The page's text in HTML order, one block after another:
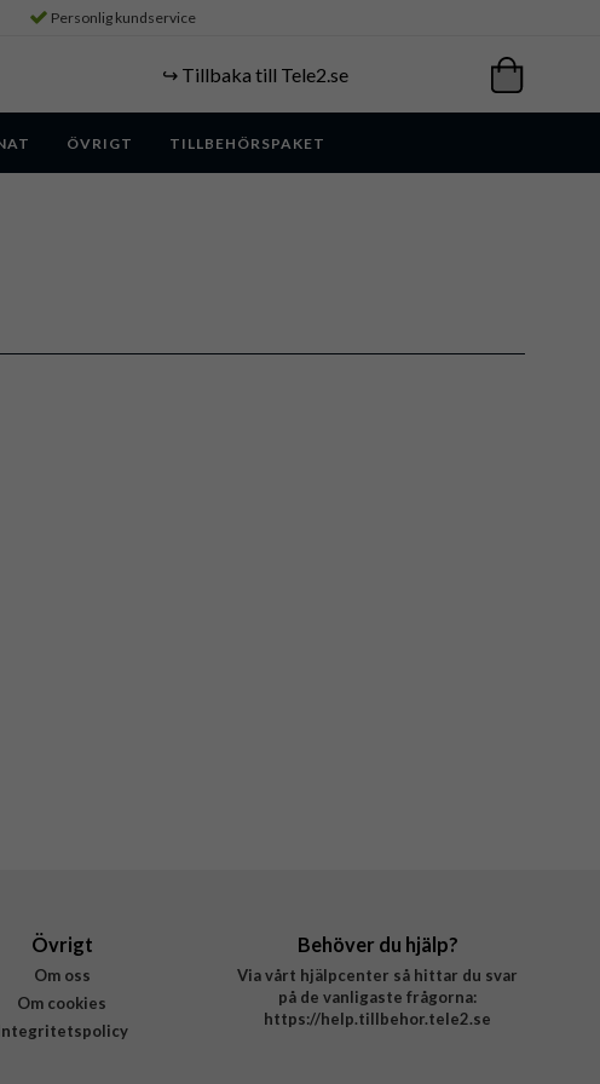
Personlig kundservice
↪️ Tillbaka till Tele2.se
ÖVRIGT TILLBEHÖRSPAKET
Övrigt
Om oss
Om cookies
Behöver du hjälp?
Via vårt hjälpcenter så hittar du svar
på de vanligaste frågorna:
https://help.tillbehor.tele2.se